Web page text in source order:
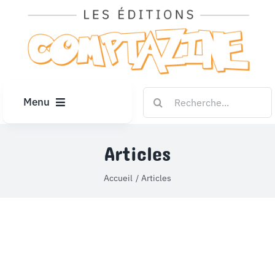
contenu
Menu
Articles
Accueil Articles